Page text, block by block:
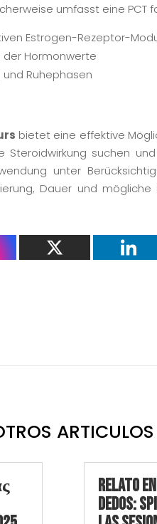
umfasst eine PCT
Estrogen-Rezeptor-
der Hormonwerte
Ruhephasen
bietet eine effektive
suchen
unter
Dauer und
Relato
dedos: